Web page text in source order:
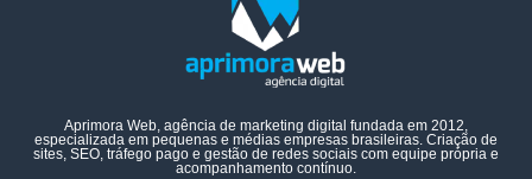
Aprimora Web, agência de marketing digital fundada em 2012,
especializada em pequenas e médias empresas brasileiras. Criação de
sites, SEO, tráfego pago e gestão de redes sociais com equipe própria e
acompanhamento contínuo.